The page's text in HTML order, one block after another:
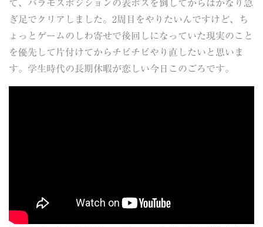
て、バラモスポジションの表ボスを倒してからはかなり急
ぎ足でクリアしました。2周目をやりたいんですけど、ち
ょっとゲームのしわ寄せで後回しになっていた現実のこと
を優先して片付けてからチビチビやり直したいと思いま
す。学生時代の長期休暇が恋しい今日このごろです。